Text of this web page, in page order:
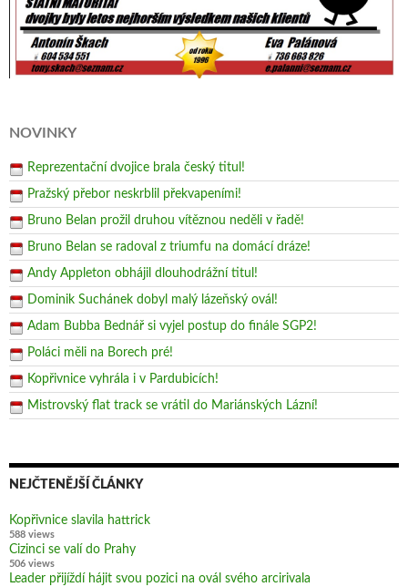
NOVINKY
Reprezentační dvojice brala český titul!
Pražský přebor neskrblil překvapeními!
Bruno Belan prožil druhou vítěznou neděli v řadě!
Bruno Belan se radoval z triumfu na domácí dráze!
Andy Appleton obhájil dlouhodrážní titul!
Dominik Suchánek dobyl malý lázeňský ovál!
Adam Bubba Bednář si vyjel postup do finále SGP2!
Poláci měli na Borech pré!
Kopřivnice vyhrála i v Pardubicích!
Mistrovský flat track se vrátil do Mariánských Lázní!
NEJČTENĚJŠÍ ČLÁNKY
Kopřivnice slavila hattrick
588 views
Cizinci se valí do Prahy
506 views
Leader přijíždí hájit svou pozici na ovál svého arcirivala